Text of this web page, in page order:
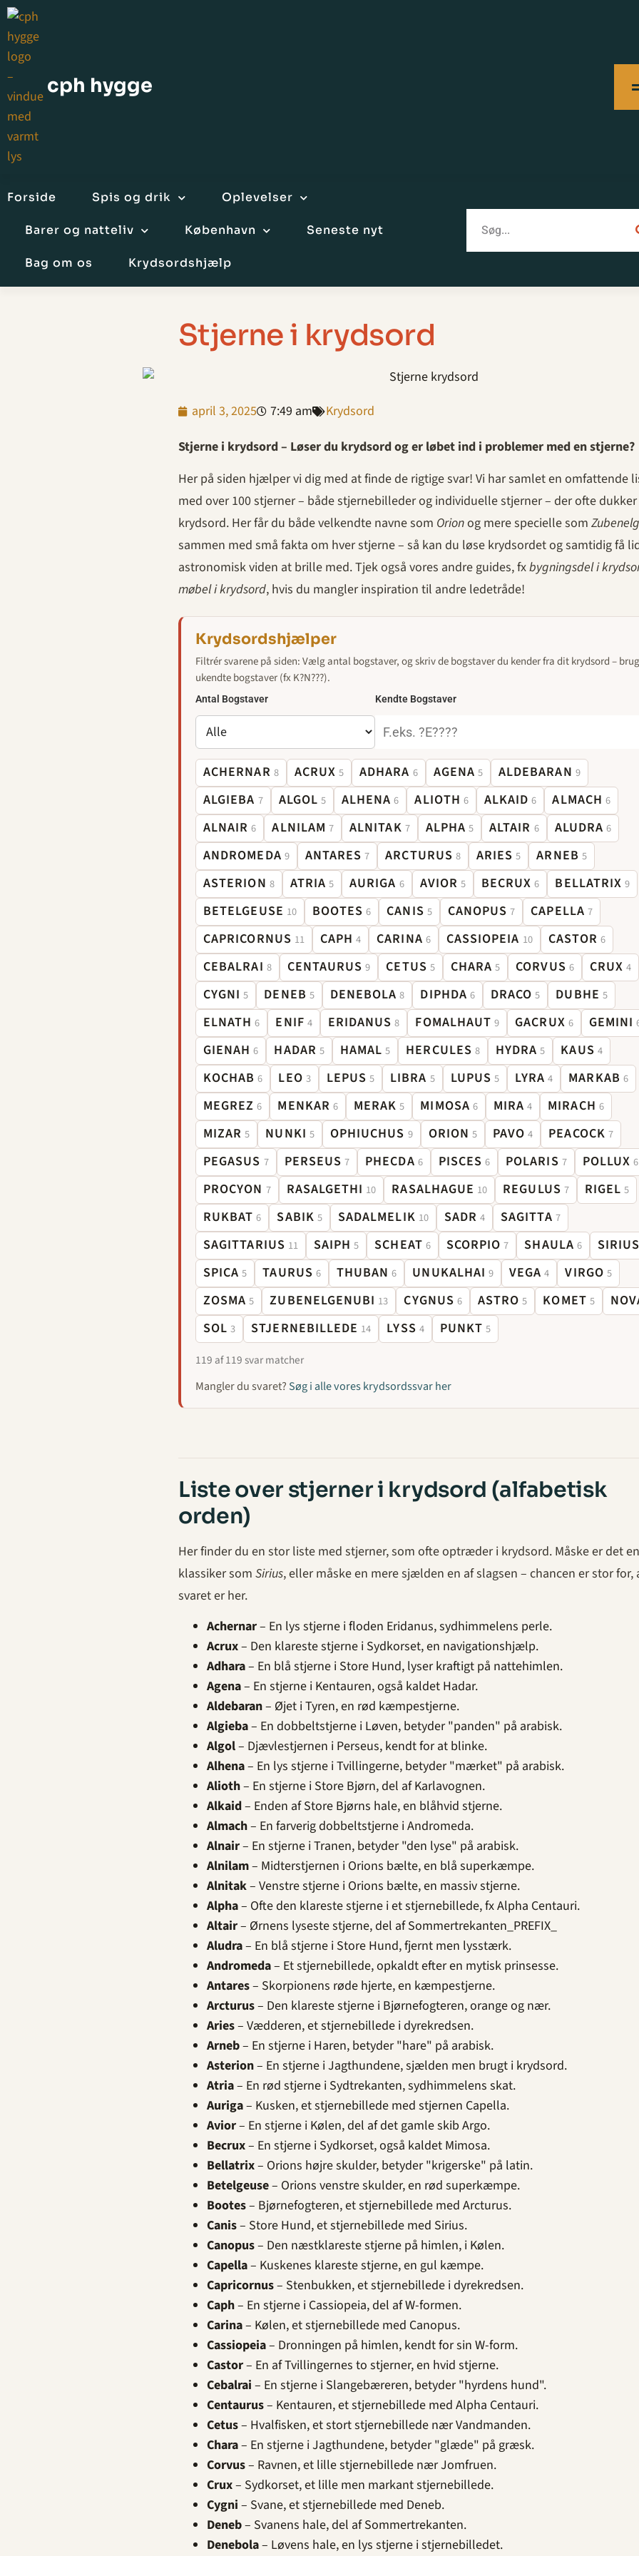
cph hygge
Forside Spis og drik Oplevelser
Barer og natteliv København Seneste nyt
Bag om os Krydsordshjælp
Stjerne i krydsord
april 3, 2025 7:49 am
Krydsord
Stjerne i krydsord – Løser du krydsord og er løbet ind i problemer med en stjerne?
Her på siden hjælper vi dig med at finde de rigtige svar! Vi har samlet en omfattende
med over 100 stjerner – både stjernebilleder og individuelle stjerner – der ofte
krydsord. Her får du både velkendte navne som Orionog mere specielle som
sammen med små fakta om hver stjerne – så kan du løse krydsordet og samtidig få
astronomisk viden at brille med. Tjek også vores andre guides, fxbygningsdel i
møbel i krydsord, hvis du mangler inspiration til andre ledetråde!
Krydsordshjælper
Filtrér svarene på siden: Vælg antal bogstaver, og skriv de bogstaver du kender fra dit krydsord –
ukendte bogstaver (fx K?N???).
Antal Bogstaver Kendte Bogstaver
ACHERNAR 8 ACRUX 5 ADHARA 6 AGENA 5 ALDEBARAN 9
ALGIEBA 7 ALGOL 5 ALHENA 6 ALIOTH 6 ALKAID 6 ALMACH 6
ALNAIR 6 ALNILAM 7 ALNITAK 7 ALPHA 5 ALTAIR 6 ALUDRA 6
ANDROMEDA 9 ANTARES 7 ARCTURUS 8 ARIES 5 ARNEB 5
ASTERION 8 ATRIA 5 AURIGA 6 AVIOR 5 BECRUX 6 BELLATRIX 9
BETELGEUSE 10 BOOTES 6 CANIS 5 CANOPUS 7 CAPELLA 7
CAPRICORNUS 11 CAPH 4 CARINA 6 CASSIOPEIA 10 CASTOR 6
CEBALRAI 8 CENTAURUS 9 CETUS 5 CHARA 5 CORVUS 6 CRUX 4
CYGNI 5 DENEB 5 DENEBOLA 8 DIPHDA 6 DRACO 5 DUBHE 5
ELNATH 6 ENIF 4 ERIDANUS 8 FOMALHAUT 9 GACRUX 6 GEMINI
GIENAH 6 HADAR 5 HAMAL 5 HERCULES 8 HYDRA 5 KAUS 4
KOCHAB 6 LEO 3 LEPUS 5 LIBRA 5 LUPUS 5 LYRA 4 MARKAB 6
MEGREZ 6 MENKAR 6 MERAK 5 MIMOSA 6 MIRA 4 MIRACH 6
MIZAR 5 NUNKI 5 OPHIUCHUS 9 ORION 5 PAVO 4 PEACOCK 7
PEGASUS 7 PERSEUS 7 PHECDA 6 PISCES 6 POLARIS 7 POLLUX 6
PROCYON 7 RASALGETHI 10 RASALHAGUE 10 REGULUS 7 RIGEL 5
RUKBAT 6 SABIK 5 SADALMELIK 10 SADR 4 SAGITTA 7
SAGITTARIUS 11 SAIPH 5 SCHEAT 6 SCORPIO 7 SHAULA 6 SIRIUS
SPICA 5 TAURUS 6 THUBAN 6 UNUKALHAI 9 VEGA 4 VIRGO 5
ZOSMA 5 ZUBENELGENUBI 13 CYGNUS 6 ASTRO 5 KOMET 5
SOL 3 STJERNEBILLEDE 14 LYSS 4 PUNKT 5
119 af 119 svar matcher
Mangler du svaret? Søg i alle vores krydsordssvar her
Liste over stjerner i krydsord (alfabetisk
orden)
Her finder du en stor liste med stjerner, som ofte optræder i krydsord. Måske er det en
klassiker som Sirius, eller måske en mere sjælden en af slagsen – chancen er stor for,
svaret er her.
Achernar– En lys stjerne i floden Eridanus, sydhimmelens perle.
Acrux– Den klareste stjerne i Sydkorset, en navigationshjælp.
Adhara– En blå stjerne i Store Hund, lyser kraftigt på nattehimlen.
Agena– En stjerne i Kentauren, også kaldet Hadar.
Aldebaran– Øjet i Tyren, en rød kæmpestjerne.
Algieba– En dobbeltstjerne i Løven, betyder "panden" på arabisk.
Algol– Djævlestjernen i Perseus, kendt for at blinke.
Alhena– En lys stjerne i Tvillingerne, betyder "mærket" på arabisk.
Alioth– En stjerne i Store Bjørn, del af Karlavognen.
Alkaid– Enden af Store Bjørns hale, en blåhvid stjerne.
Almach– En farverig dobbeltstjerne i Andromeda.
Alnair– En stjerne i Tranen, betyder "den lyse" på arabisk.
Alnilam– Midterstjernen i Orions bælte, en blå superkæmpe.
Alnitak– Venstre stjerne i Orions bælte, en massiv stjerne.
Alpha– Ofte den klareste stjerne i et stjernebillede, fx Alpha Centauri.
Altair– Ørnens lyseste stjerne, del af Sommertrekanten_PREFIX_
Aludra– En blå stjerne i Store Hund, fjernt men lysstærk.
Andromeda– Et stjernebillede, opkaldt efter en mytisk prinsesse.
Antares– Skorpionens røde hjerte, en kæmpestjerne.
Arcturus– Den klareste stjerne i Bjørnefogteren, orange og nær.
Aries– Vædderen, et stjernebillede i dyrekredsen.
Arneb– En stjerne i Haren, betyder "hare" på arabisk.
Asterion– En stjerne i Jagthundene, sjælden men brugt i krydsord.
Atria– En rød stjerne i Sydtrekanten, sydhimmelens skat.
Auriga– Kusken, et stjernebillede med stjernen Capella.
Avior– En stjerne i Kølen, del af det gamle skib Argo.
Becrux– En stjerne i Sydkorset, også kaldet Mimosa.
Bellatrix– Orions højre skulder, betyder "krigerske" på latin.
Betelgeuse– Orions venstre skulder, en rød superkæmpe.
Bootes– Bjørnefogteren, et stjernebillede med Arcturus.
Canis– Store Hund, et stjernebillede med Sirius.
Canopus– Den næstklareste stjerne på himlen, i Kølen.
Capella– Kuskenes klareste stjerne, en gul kæmpe.
Capricornus– Stenbukken, et stjernebillede i dyrekredsen.
Caph– En stjerne i Cassiopeia, del af W-formen.
Carina– Kølen, et stjernebillede med Canopus.
Cassiopeia– Dronningen på himlen, kendt for sin W-form.
Castor– En af Tvillingernes to stjerner, en hvid stjerne.
Cebalrai – En stjerne i Slangebæreren, betyder "hyrdens hund".
Centaurus– Kentauren, et stjernebillede med Alpha Centauri.
Cetus– Hvalfisken, et stort stjernebillede nær Vandmanden.
Chara– En stjerne i Jagthundene, betyder "glæde" på græsk.
Corvus– Ravnen, et lille stjernebillede nær Jomfruen.
Crux– Sydkorset, et lille men markant stjernebillede.
Cygni – Svane, et stjernebillede med Deneb.
Deneb– Svanens hale, del af Sommertrekanten.
Denebola– Løvens hale, en lys stjerne i stjernebilledet.